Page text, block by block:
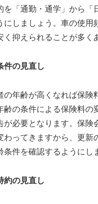
を「通勤・通学」から「
にしましょう。車の使用
く抑えられることが多く
の見直し
の年齢が高くなれば保険
齢の条件による保険料の
が必要となります。保険
わってきますから、更新
条件を確認するようにし
の見直し